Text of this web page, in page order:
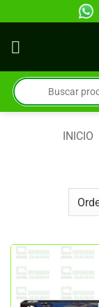
al
contenido
Búsqueda
de
productos
INICIO